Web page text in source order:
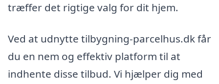
træffer det rigtige valg for dit hjem.
Ved at udnytte tilbygning-parcelhus.dk får
du en nem og effektiv platform til at
indhente disse tilbud. Vi hjælper dig med